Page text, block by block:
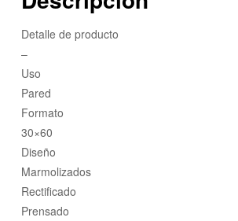
Detalle de producto
–
Uso
Pared
Formato
30×60
Diseño
Marmolizados
Rectificado
Prensado